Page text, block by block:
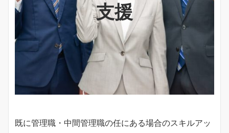
支援
既に管理職・中間管理職の任にある場合のスキルアッ